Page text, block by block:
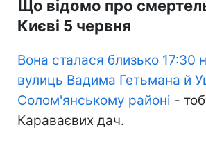
Що відомо про
Києві 5 червня
Вона сталася близько 17:30
вулиць Вадима Гетьмана й
Солом'янському районі -
Караваєвих дач.